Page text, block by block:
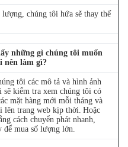
chúng tôi hứa sẽ thay thế
những gì chúng tôi muốn
nên làm gì?
tôi các mô tả và hình ảnh
sẽ kiểm tra xem chúng tôi có
mặt hàng mới mỗi tháng và
lên trang web kịp thời. Hoặc
cách chuyển phát nhanh,
để mua số lượng lớn.